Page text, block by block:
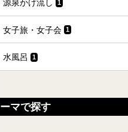
源泉かけ流し 1
女子旅・女子会 1
水風呂 1
マで探す